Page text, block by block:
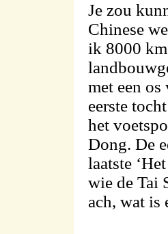
Je zou
Chinese
ik 8000
met een
eerste
het
Dong. De
laatste
wie de Tai
ach, wat